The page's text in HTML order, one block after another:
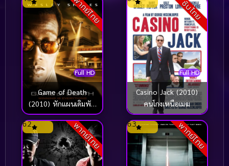
พากย์ไทย
Full HD
Game of Death
(2010) หักแผนเดิมพัน
มหากาฬ
ซับไทย
Full HD
Casino Jack (2010)
คนโกงเหนือเมฆ
พากย์ไทย
6.2 พากย์ไทย
6.3